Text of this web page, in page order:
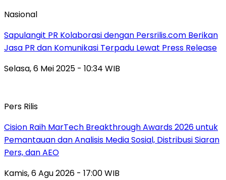
Nasional
Sapulangit PR Kolaborasi dengan Persrilis.com Berikan
Jasa PR dan Komunikasi Terpadu Lewat Press Release
Selasa, 6 Mei 2025 - 10:34 WIB
Pers Rilis
Cision Raih MarTech Breakthrough Awards 2026 untuk
Pemantauan dan Analisis Media Sosial, Distribusi Siaran
Pers, dan AEO
Kamis, 6 Agu 2026 - 17:00 WIB